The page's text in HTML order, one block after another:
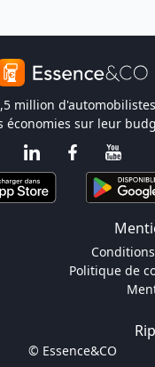
million
économies sur leur
Politique de
© Essence&CO